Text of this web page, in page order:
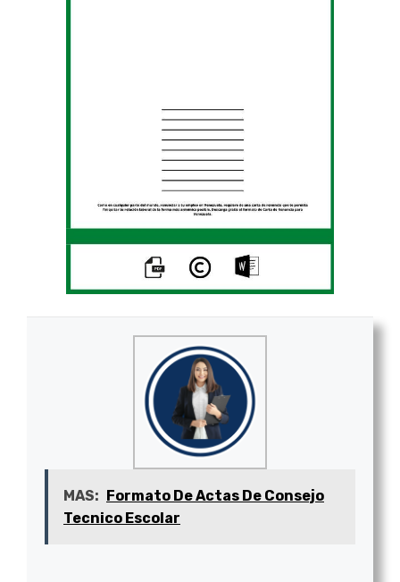
MAS: Formato De Actas De Consejo
Tecnico Escolar